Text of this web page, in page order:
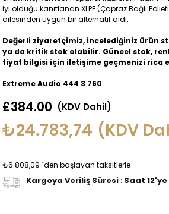
iyi olduğu kanıtlanan XLPE (Çapraz Bağlı
ailesinden uygun bir alternatif aldı.
Değerli ziyaretçimiz, incelediğiniz ürün
ya da kritik stok olabilir. Güncel stok,
fiyat bilgisi için iletişime geçmenizi rica
Extreme Audio 444 3 760
£384.00 (KDV Dahil)
₺24.783,74 (KDV
₺6.808,09 `den başlayan taksitlerle
Kargoya Veriliş Süresi : Saat